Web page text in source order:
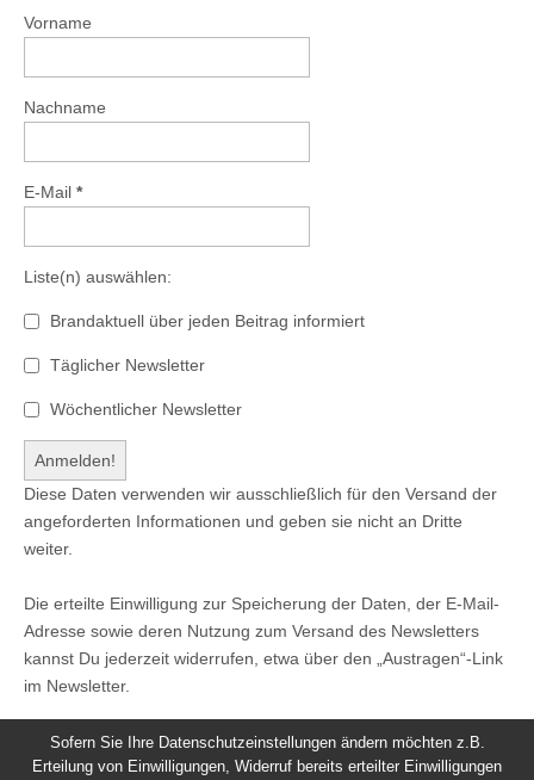
Vorname
Nachname
E-Mail *
Liste(n) auswählen:
Brandaktuell über jeden Beitrag informiert
Täglicher Newsletter
Wöchentlicher Newsletter
Diese Daten verwenden wir ausschließlich für den Versand der
angeforderten Informationen und geben sie nicht an Dritte
weiter.
Die erteilte Einwilligung zur Speicherung der Daten, der E-Mail-
Adresse sowie deren Nutzung zum Versand des Newsletters
kannst Du jederzeit widerrufen, etwa über den „Austragen“-Link
im Newsletter.
Sofern Sie Ihre Datenschutzeinstellungen ändern möchten z.B.
Erteilung von Einwilligungen, Widerruf bereits erteilter Einwilligungen